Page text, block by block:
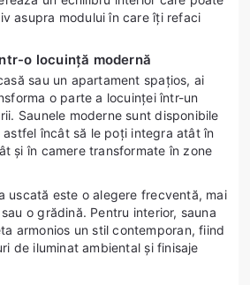
asupra modului în care îți refaci
o locuință modernă
sau un apartament spațios, ai
o parte a locuinței într-un
Saunele moderne sunt disponibile
încât să le poți integra atât în
și în camere transformate în zone
uscată este o alegere frecventă, mai
o grădină. Pentru interior, sauna
armonios un stil contemporan, fiind
de iluminat ambiental și finisaje